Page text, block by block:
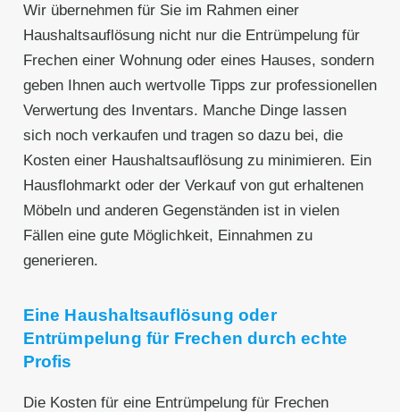
Wir übernehmen für Sie im Rahmen einer
Haushaltsauflösung nicht nur die Entrümpelung für
Frechen einer Wohnung oder eines Hauses, sondern
geben Ihnen auch wertvolle Tipps zur professionellen
Verwertung des Inventars. Manche Dinge lassen
sich noch verkaufen und tragen so dazu bei, die
Kosten einer Haushaltsauflösung zu minimieren. Ein
Hausflohmarkt oder der Verkauf von gut erhaltenen
Möbeln und anderen Gegenständen ist in vielen
Fällen eine gute Möglichkeit, Einnahmen zu
generieren.
Eine Haushaltsauflösung oder
Entrümpelung für Frechen durch echte
Profis
Die Kosten für eine Entrümpelung für Frechen